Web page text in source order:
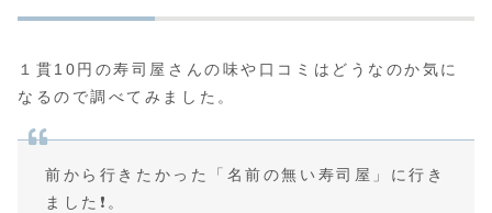
１貫10円の寿司屋さんの味や口コミはどうなのか気に
なるので調べてみました。
前から行きたかった「名前の無い寿司屋」に行き
ました❗。